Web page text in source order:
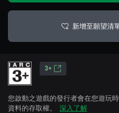
新增至願望清
3+
您啟動之遊戲的發行者會在您遊玩
資料的存取權。
深入了解